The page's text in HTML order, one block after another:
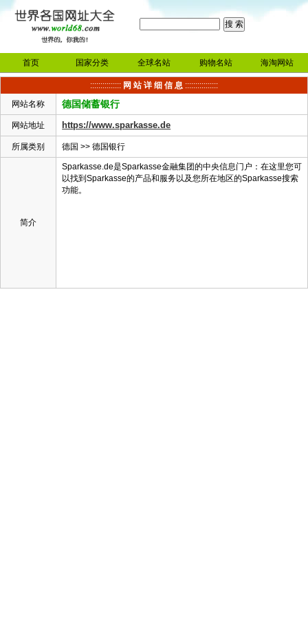
首页 国家分类 全球名站 购物名站 海淘网站
::::::::::::::: 网 站 详 细 信 息 ::::::::::::::::
网站名称
德国储蓄银行
网站地址 https://www.sparkasse.de
所属类别 德国 >>德国银行
简介
Sparkasse.de是Sparkasse金融集团的中央信息门户：在这里您可
以找到Sparkasse的产品和服务以及您所在地区的Sparkasse搜索
功能。